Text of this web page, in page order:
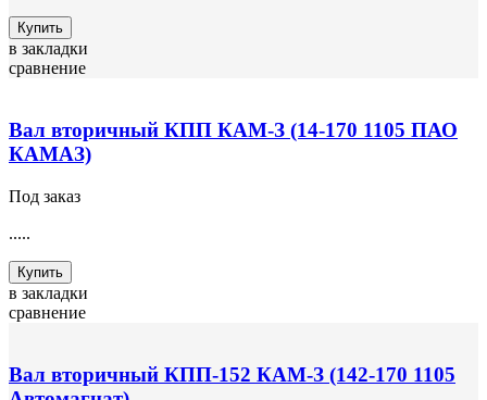
Купить
в закладки
сравнение
Вал вторичный КПП КАМ-З (14-170 1105 ПАО
КАМАЗ)
Под заказ
.....
Купить
в закладки
сравнение
Вал вторичный КПП-152 КАМ-З (142-170 1105